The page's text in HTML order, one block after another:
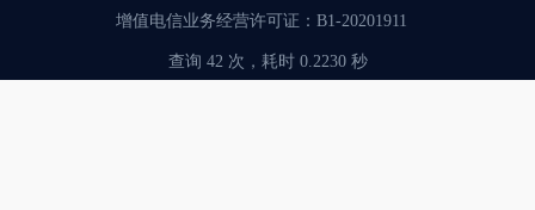
增值电信业务经营许可证：B1-20201911
查询 42 次，耗时 0.2230 秒